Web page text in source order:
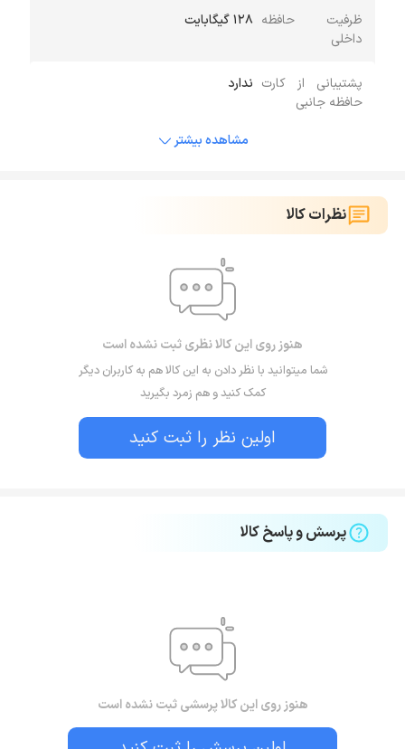
ظرفیت حافظه
داخلی
128 گیگابایت
پشتیبانی از کارت
حافظه جانبی
ندارد
مشاهده بیشتر
نظرات کالا
هنوز روی این کالا نظری ثبت نشده است
شما میتوانید با نظر دادن به این کالا هم به کاربران دیگر
کمک کنید و هم زمرد بگیرید
اولین نظر را ثبت کنید
پرسش و پاسخ کالا
هنوز روی این کالا پرسشی ثبت نشده است